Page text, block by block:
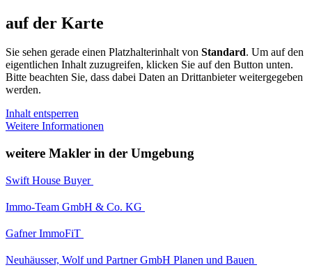
auf der Karte
Sie sehen gerade einen Platzhalterinhalt von Standard. Um auf den
eigentlichen Inhalt zuzugreifen, klicken Sie auf den Button unten.
Bitte beachten Sie, dass dabei Daten an Drittanbieter weitergegeben
werden.
Inhalt entsperren
Weitere Informationen
weitere Makler in der Umgebung
Swift House Buyer
Immo-Team GmbH & Co. KG
Gafner ImmoFiT
Neuhäusser, Wolf und Partner GmbH Planen und Bauen